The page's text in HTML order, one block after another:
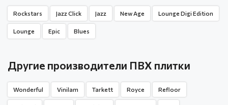
Rockstars Jazz Click Jazz New Age Lounge Digi Edition
Lounge Epic Blues
Другие производители ПВХ плитки
Wonderful Vinilam Tarkett Royce Refloor